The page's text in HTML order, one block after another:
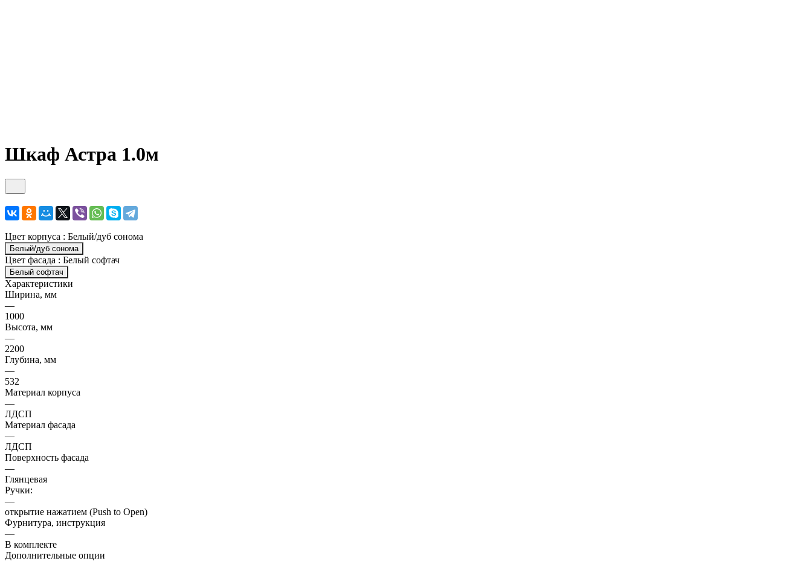
Шкаф Астра 1.0м
Цвет корпуса : Белый/дуб сонома
Белый/дуб сонома
Цвет фасада : Белый софтач
Белый софтач
Характеристики
Ширина, мм
—
1000
Высота, мм
—
2200
Глубина, мм
—
532
Материал корпуса
—
ЛДСП
Материал фасада
—
ЛДСП
Поверхность фасада
—
Глянцевая
Ручки:
—
открытие нажатием (Push to Open)
Фурнитура, инструкция
—
В комплекте
Дополнительные опции